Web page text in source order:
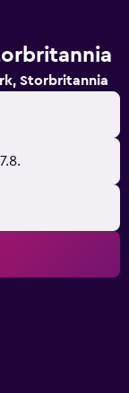
Storbritannia